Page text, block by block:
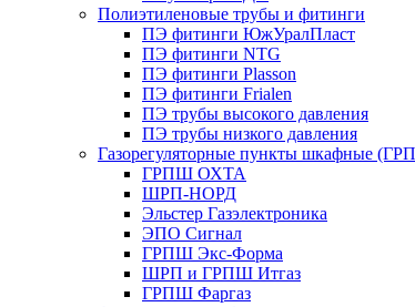
Полиэтиленовые трубы и фитинги
ПЭ фитинги ЮжУралПласт
ПЭ фитинги NTG
ПЭ фитинги Plasson
ПЭ фитинги Frialen
ПЭ трубы высокого давления
ПЭ трубы низкого давления
Газорегуляторные пункты шкафные
ГРПШ ОХТА
ШРП-НОРД
Эльстер Газэлектроника
ЭПО Сигнал
ГРПШ Экс-Форма
ШРП и ГРПШ Итгаз
ГРПШ Фаргаз